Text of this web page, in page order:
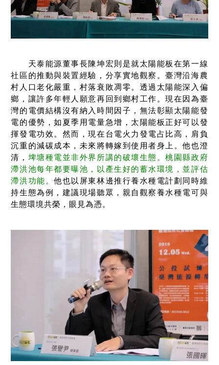
天泰能源董事長陳坤宏則是就太陽能板在第一線
社區的推動與裝置經驗，分享實地觀察。臺灣沿海農
村人口老化嚴重，村落衰敗凋零。透過太陽能深入偏
鄉，讓許多年輕人願意再回到鄉村工作。現在因為臺
灣的電價結構沒有納入時間因子，無法彰顯太陽能發
電的優勢，如夏季用電量急增，太陽能板正好可以發
揮發電功效。然而，現在台電火力發電占比高，肩負
沉重的減碳成本，未來將轉嫁到使用者身上。他也澄
清， 埤塘種電並非外界所講的破壞生態。桃園縣政府
滯洪池每年都要曝池，以產生好的蓄水環境，並評估
滯洪功能。他也以屏東林邊推行養水種電計劃同時維
持生態為例，建議現場聽眾，親自觀察養水種電可與
生態環境共榮，眼見為憑。